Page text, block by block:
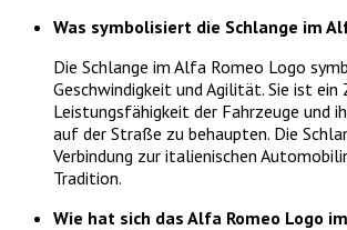
Was symbolisiert die Schlange im
Die Schlange im Alfa Romeo Logo
Geschwindigkeit und Agilität. Sie ist ein
Leistungsfähigkeit der Fahrzeuge und
auf der Straße zu behaupten. Die
Verbindung zur italienischen
Tradition.
Wie hat sich das Alfa Romeo Logo